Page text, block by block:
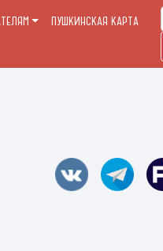
ПУШКИНСКАЯ КАРТА